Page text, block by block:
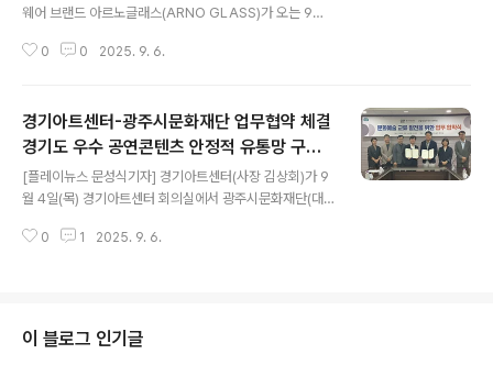
데뷔 아시아 유일 참가 브랜드로 선정… 파리
국제 무대서 브랜드 철학과 장인정신 조명
웨어 브랜드 아르노글래스(ARNO GLASS)가 오는 9월
de Versailles)에서 열리는 ‘WHO’S NEXT HOME’ 전
있는 상징적인 기회가 될 전망이다. ‘WHO’S NEXT’는 유
럽을 대표하는 국제 패션 및 액세서리 트레이드 쇼로, 파리
를 기반으로 WSN 그룹이 주최하는 글로벌 행사다. 패션,
라이프스타일, 웰니스 분야의 핵심 플레이어들이 주목하는
자리로, 업계 흐름을 선도하는 대표 플랫폼으로 자리 잡았
다. 이 중 ‘WHO’S NEXT HOME’은 라이프스타일·인..
0 0 2025. 9. 6.
경기아트센터-광주시문화재단 업무협약 체결
경기도 우수 공연콘텐츠 안정적 유통망 구축
기대
[플레이뉴스 문성식기자] 경기아트센터(사장 김상회)가 9
월 4일(목) 경기아트센터 회의실에서 광주시문화재단(대
구축, 지역 공연장 경쟁력 강화를 목적으로 한 업무협약을
프로그램 기획 및 교류 협력 ▲지역 문화예술 발전 및 지역
민 문화향유 기회 확대를 위한 상호 협력 ▲기타 상호 협력
0 1 2025. 9. 6.
이 블로그 인기글